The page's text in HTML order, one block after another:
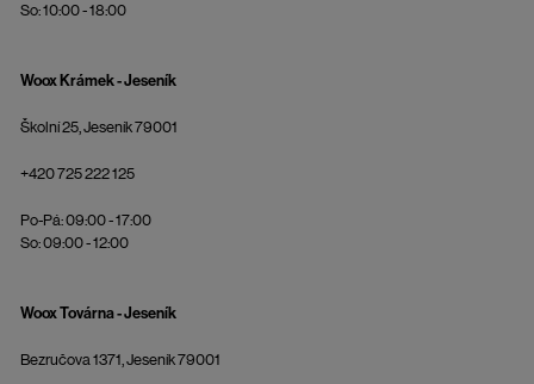
So: 10:00 - 18:00
Woox Krámek - Jeseník
Školní 25, Jeseník 79001
+420 725 222 125
Po-Pá: 09:00 - 17:00
So: 09:00 - 12:00
Woox Továrna - Jeseník
Bezručova 1371, Jeseník 79001